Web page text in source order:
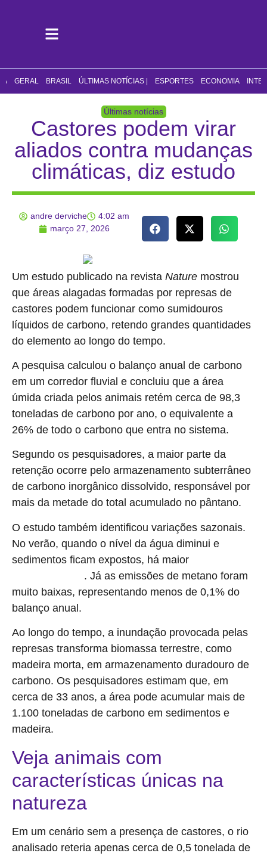
GERAL BRASIL ÚLTIMAS NOTÍCIAS | ESPORTES ECONOMIA
Últimas notícias
Castores podem virar
aliados contra mudanças
climáticas, diz estudo
andre derviche
4:02 am
março 27, 2026
Um estudo publicado na revista Nature mostrou
que áreas alagadas formadas por represas de
castores podem funcionar como sumidouros
líquidos de carbono, retendo grandes quantidades
do elemento ao longo do tempo.
A pesquisa calculou o balanço anual de carbono
em um corredor fluvial e concluiu que a área
úmida criada pelos animais retém cerca de 98,3
toneladas de carbono por ano, o equivalente a
26% de todo o carbono que entra no sistema.
Segundo os pesquisadores, a maior parte da
retenção ocorre pelo armazenamento subterrâneo
de carbono inorgânico dissolvido, responsável por
mais da metade do total acumulado no pântano.
O estudo também identificou variações sazonais.
No verão, quando o nível da água diminui e
sedimentos ficam expostos, há maior
. Já as emissões de metano foram
muito baixas, representando menos de 0,1% do
balanço anual.
Ao longo do tempo, a inundação provocada pelas
represas transforma biomassa terrestre, como
madeira morta, em armazenamento duradouro de
carbono. Os pesquisadores estimam que, em
cerca de 33 anos, a área pode acumular mais de
1.100 toneladas de carbono em sedimentos e
madeira.
Veja animais com
características únicas na
natureza
Em um cenário sem a presença de castores, o rio
analisado reteria apenas cerca de 0,5 tonelada de